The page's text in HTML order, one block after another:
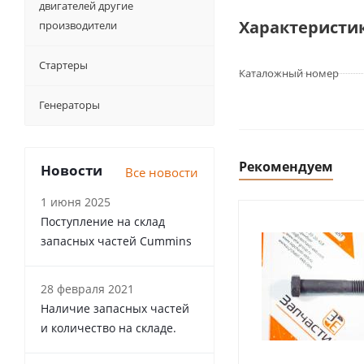
Каталожный номер
Рекомендуем
двигателей другие
производители
Стартеры
Генераторы
Новости Все новости
1 июня 2025
Поступление на склад
запасных частей Cummins
28 февраля 2021
Наличие запасных частей
и количество на складе.